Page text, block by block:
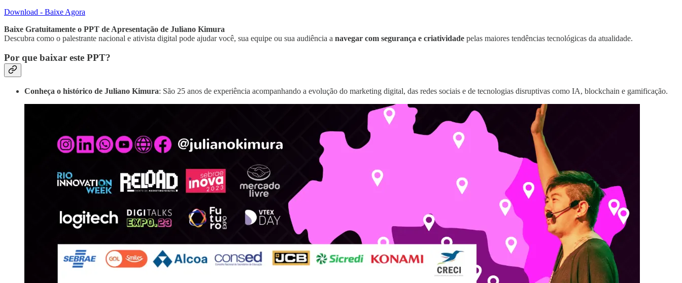
Download - Baixe Agora
Baixe Gratuitamente o PPT de Apresentação de Juliano Kimura
Descubra como o palestrante nacional e ativista digital pode ajudar você, sua equipe ou sua audiência a navegar com segurança e criatividade pelas maiores tendências tecnológicas da atualidade.
Por que baixar este PPT?
Conheça o histórico de Juliano Kimura: São 25 anos de experiência acompanhando a evolução do marketing digital, das redes sociais e de tecnologias disruptivas como IA, blockchain e gamificação.